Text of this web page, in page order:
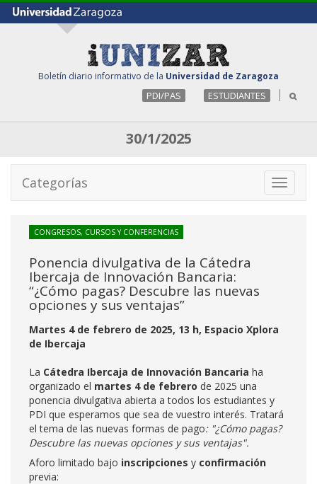
Boletín diario informativo de la Universidad de Zaragoza
PDI/PAS ESTUDIANTES
30/1/2025
Toggle
Categorías
CONGRESOS, CURSOS Y CONFERENCIAS
Ponencia divulgativa de la Cátedra
Ibercaja de Innovación Bancaria:
“¿Cómo pagas? Descubre las nuevas
opciones y sus ventajas”
Martes 4 de febrero de 2025, 13 h, Espacio Xplora
de Ibercaja
La Cátedra Ibercaja de Innovación Bancaria ha
organizado el martes 4 de febrero de 2025 una
ponencia divulgativa abierta a todos los estudiantes y
PDI que esperamos que sea de vuestro interés. Tratará
el tema de las nuevas formas de pago: "¿Cómo pagas?
Descubre las nuevas opciones y sus ventajas".
Aforo limitado bajo inscripciones y confirmación
previa: